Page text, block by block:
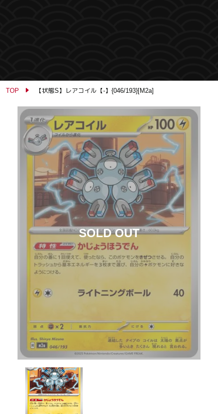
TOP 【状態S】レアコイル【-】{046/193}[M2a]